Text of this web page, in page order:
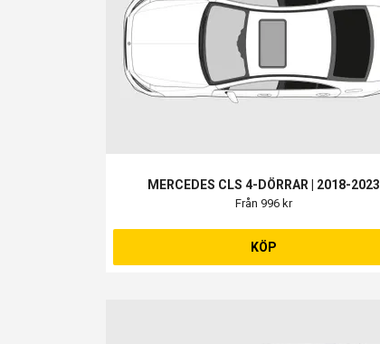
MERCEDES CLS 4-DÖRRAR | 2018-2023
Från 996 kr
KÖP